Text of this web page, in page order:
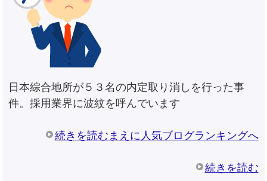
日本綜合地所が５３名の内定取り消しを行った事
件。採用業界に波紋を呼んでいます
続きを読むまえに人気ブログランキングへ
続きを読む